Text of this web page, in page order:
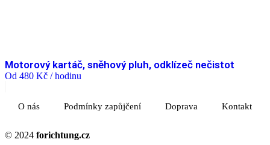
Motorový kartáč, sněhový pluh, odklízeč nečistot
Od 480 Kč / hodinu
O nás Podmínky zapůjčení Doprava Kontakt
© 2024 forichtung.cz